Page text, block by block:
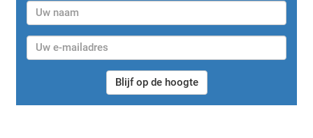
Blijf op de hoogte